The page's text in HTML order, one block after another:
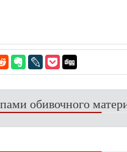
обивочного